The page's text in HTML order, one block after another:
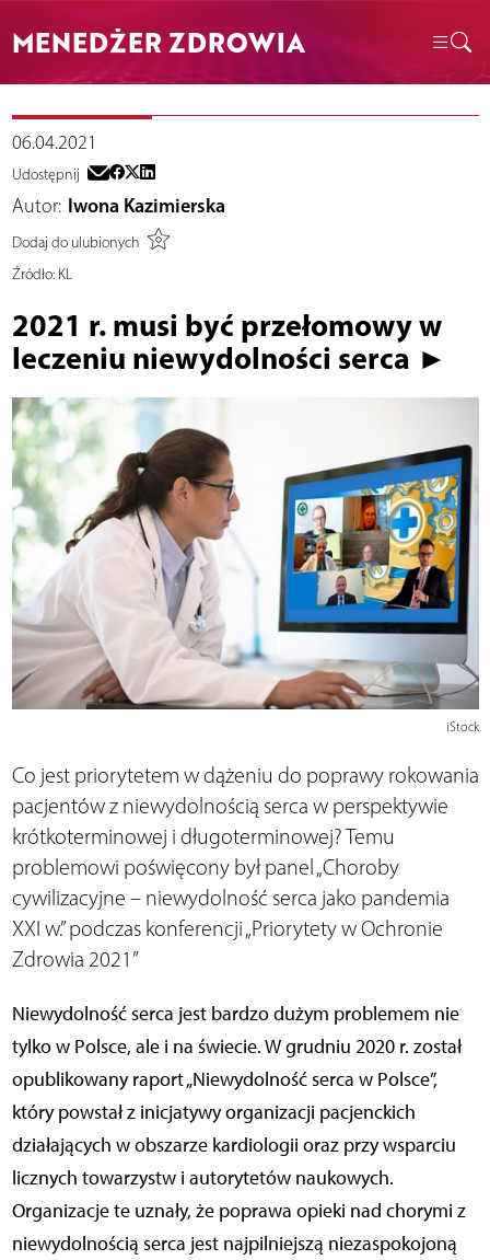
MENEDŻER ZDROWIA
06.04.2021
Udostępnij
Autor: Iwona Kazimierska
Dodaj do ulubionych
Źródło:KL
2021 r. musi być przełomowy w
leczeniu niewydolności serca ►
iStock
Co jest priorytetem w dążeniu do poprawy rokowania
pacjentów z niewydolnością serca w perspektywie
krótkoterminowej i długoterminowej? Temu
problemowi poświęcony był panel „Choroby
cywilizacyjne – niewydolność serca jako pandemia
XXI w.” podczas konferencji „Priorytety w Ochronie
Zdrowia 2021”
Niewydolność serca jest bardzo dużym problemem nie
tylko w Polsce, ale i na świecie. W grudniu 2020 r. został
opublikowany raport „Niewydolność serca w Polsce”,
który powstał z inicjatywy organizacji pacjenckich
działających w obszarze kardiologii oraz przy wsparciu
licznych towarzystw i autorytetów naukowych.
Organizacje te uznały, że poprawa opieki nad chorymi z
niewydolnością serca jest najpilniejszą niezaspokojoną